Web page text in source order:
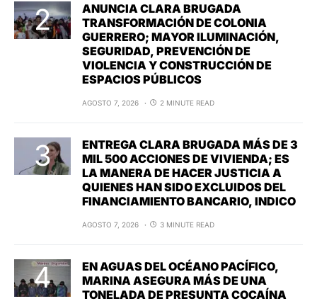
ANUNCIA CLARA BRUGADA
TRANSFORMACIÓN DE COLONIA
GUERRERO; MAYOR ILUMINACIÓN,
SEGURIDAD, PREVENCIÓN DE
VIOLENCIA Y CONSTRUCCIÓN DE
ESPACIOS PÚBLICOS
AGOSTO 7, 2026 2 MINUTE READ
ENTREGA CLARA BRUGADA MÁS DE 3
MIL 500 ACCIONES DE VIVIENDA; ES
LA MANERA DE HACER JUSTICIA A
QUIENES HAN SIDO EXCLUIDOS DEL
FINANCIAMIENTO BANCARIO, INDICO
AGOSTO 7, 2026 3 MINUTE READ
EN AGUAS DEL OCÉANO PACÍFICO,
MARINA ASEGURA MÁS DE UNA
TONELADA DE PRESUNTA COCAÍNA